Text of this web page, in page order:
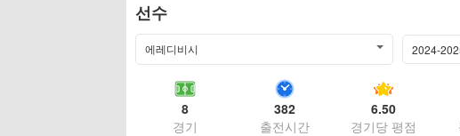
선수
에레디비시 2024-
8
경기
382
출전시간
6.50
경기당 평점